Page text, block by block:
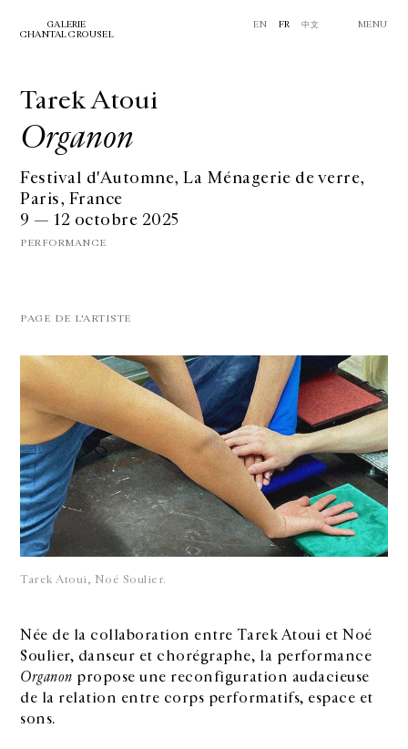
GALERIE
CHANTAL CROUSEL
EN FR 中文 MENU
Tarek Atoui
Organon
Festival d'Automne, La Ménagerie de verre,
Paris, France
9 — 12 octobre 2025
PERFORMANCE
Tarek Atoui, Noé Soulier.
Née de la collaboration entre Tarek Atoui et Noé
Soulier, danseur et chorégraphe, la performance
Organon propose une reconfiguration audacieuse
de la relation entre corps performatifs, espace et
sons.
PAGE DE L'ARTISTE